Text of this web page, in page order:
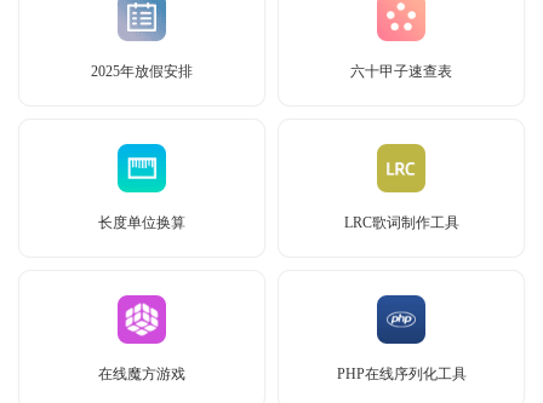
2025年放假安排 六十甲子速查表
长度单位换算 LRC歌词制作工具
在线魔方游戏 PHP在线序列化工具